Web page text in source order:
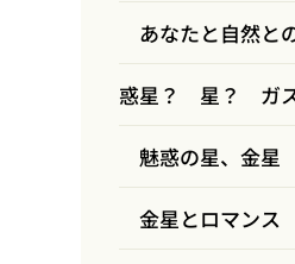
あなたと自然と
惑星？ 星？ ガス
魅惑の星、金星
金星とロマンス